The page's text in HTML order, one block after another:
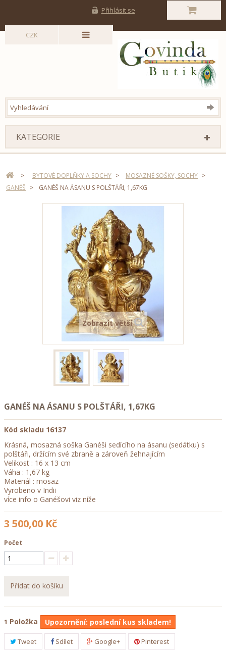
Přihlásit se
CZK
KATEGORIE
> BYTOVÉ DOPLŇKY A SOCHY > MOSAZNÉ SOŠKY, SOCHY >
GANÉŠ > GANÉŠ NA ÁSANU S POLŠTÁŘI, 1,67KG
Zobrazit větší
GANÉŠ NA ÁSANU S POLŠTÁŘI, 1,67KG
Kód skladu 16137
Krásná, mosazná soška Ganéši sedícího na ásanu (sedátku) s
polštáři, držícím své zbraně a zároveň žehnajícím
Velikost : 16 x 13 cm
Váha : 1,67 kg
Materiál : mosaz
Vyrobeno v Indii
více info o Ganéšovi viz níže
3 500,00 Kč
Počet
Přidat do košíku
1 Položka Upozornění: poslední kus skladem!
Tweet Sdílet Google+ Pinterest